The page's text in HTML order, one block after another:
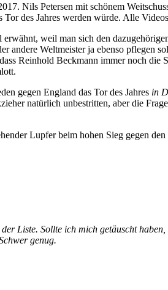
Nils Petersen mit schönem
des Jahres werden würde. Alle
weil man sich den
andere Weltmeister ja ebenso pflegen
Reinhold Beckmann immer noch
gegen England das Tor des Jahres in
natürlich unbestritten, aber die
Lupfer beim hohen Sieg gegen
Liste. Sollte ich mich getäuscht
genug.